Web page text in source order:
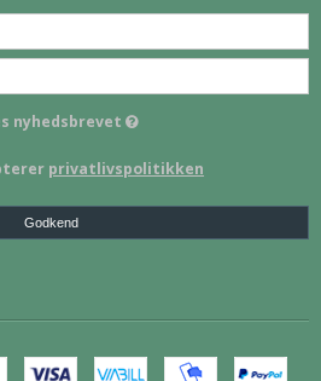
nyhedsbrevet
privatlivspolitikken
Godkend